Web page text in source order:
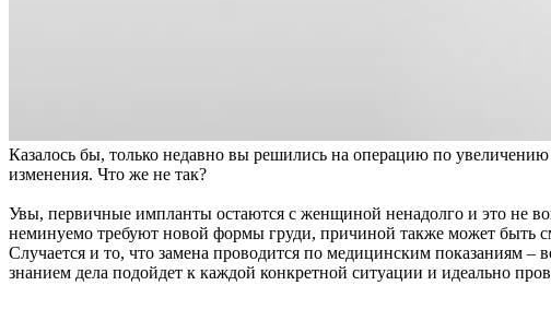
Казалось бы, только недавно вы решились на операцию по
изменения. Что же не так?
Увы, первичные импланты остаются с женщиной ненадолго и это не
неминуемо требуют новой формы груди, причиной также может быть
Случается и то, что замена проводится по медицинским показаниям
знанием дела подойдет к каждой конкретной ситуации и идеально